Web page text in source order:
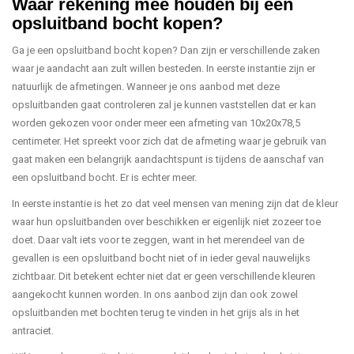
Waar rekening mee houden bij een
opsluitband bocht kopen?
Ga je een opsluitband bocht kopen? Dan zijn er verschillende zaken
waar je aandacht aan zult willen besteden. In eerste instantie zijn er
natuurlijk de afmetingen. Wanneer je ons aanbod met deze
opsluitbanden gaat controleren zal je kunnen vaststellen dat er kan
worden gekozen voor onder meer een afmeting van 10x20x78,5
centimeter. Het spreekt voor zich dat de afmeting waar je gebruik van
gaat maken een belangrijk aandachtspunt is tijdens de aanschaf van
een opsluitband bocht. Er is echter meer.
In eerste instantie is het zo dat veel mensen van mening zijn dat de kleur
waar hun opsluitbanden over beschikken er eigenlijk niet zozeer toe
doet. Daar valt iets voor te zeggen, want in het merendeel van de
gevallen is een opsluitband bocht niet of in ieder geval nauwelijks
zichtbaar. Dit betekent echter niet dat er geen verschillende kleuren
aangekocht kunnen worden. In ons aanbod zijn dan ook zowel
opsluitbanden met bochten terug te vinden in het grijs als in het
antraciet.